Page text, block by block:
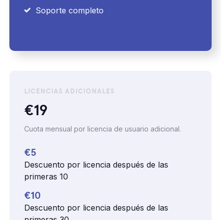
 Soporte completo
LICENCIAS ADICIONALES
€19
Cuota mensual por licencia de usuario adicional.
€5
Descuento por licencia después de las
primeras 10
€10
Descuento por licencia después de las